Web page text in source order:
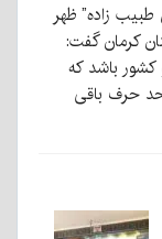
طبیب زاده” ظهر
کرمان گفت:
باشد که
حد حرف باقی